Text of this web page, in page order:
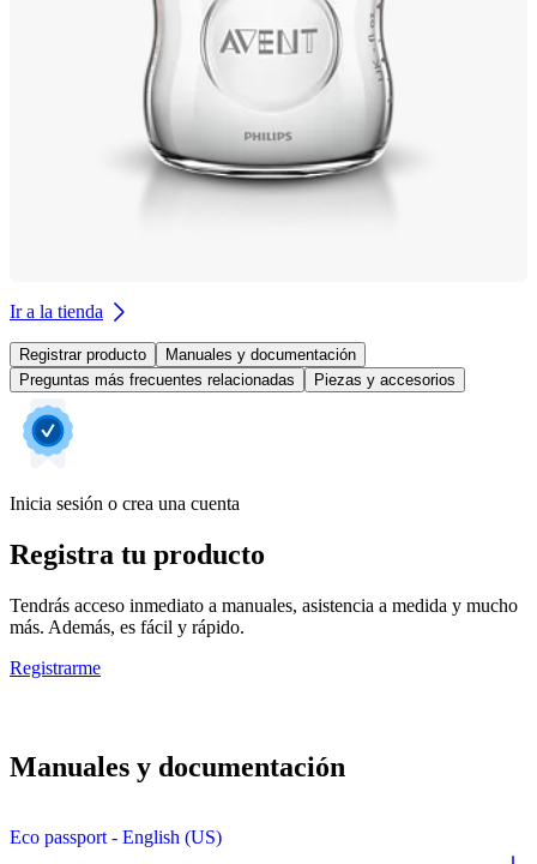
Ir a la tienda
Registrar producto
Manuales y documentación
Preguntas más frecuentes relacionadas
Piezas y accesorios
Inicia sesión o crea una cuenta
Registra tu producto
Tendrás acceso inmediato a manuales, asistencia a medida y mucho
más. Además, es fácil y rápido.
Registrarme
Manuales y documentación
Eco passport - English (US)